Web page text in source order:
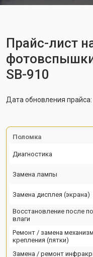
Прайс-лист
SB-910
Дата обновления прайса:
Поломка
Диагностика
Замена лампы
Замена дисплея (экрана)
Восстановление после
влаги
Ремонт / замена
крепления (пятки)
Замена / ремонт